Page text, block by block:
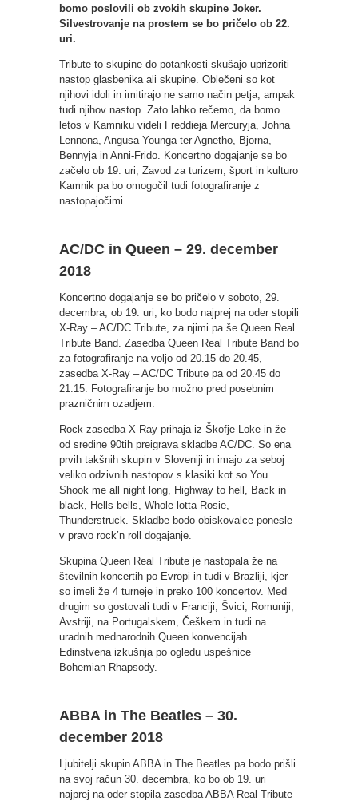
bomo poslovili ob zvokih skupine Joker.
Silvestrovanje na prostem se bo pričelo ob 22.
uri.
Tribute to skupine do potankosti skušajo uprizoriti
nastop glasbenika ali skupine. Oblečeni so kot
njihovi idoli in imitirajo ne samo način petja, ampak
tudi njihov nastop. Zato lahko rečemo, da bomo
letos v Kamniku videli Freddieja Mercuryja, Johna
Lennona, Angusa Younga ter Agnetho, Bjorna,
Bennyja in Anni-Frido. Koncertno dogajanje se bo
začelo ob 19. uri, Zavod za turizem, šport in kulturo
Kamnik pa bo omogočil tudi fotografiranje z
nastopajočimi.
AC/DC in Queen – 29. december
2018
Koncertno dogajanje se bo pričelo v soboto, 29.
decembra, ob 19. uri, ko bodo najprej na oder stopili
X-Ray – AC/DC Tribute, za njimi pa še Queen Real
Tribute Band. Zasedba Queen Real Tribute Band bo
za fotografiranje na voljo od 20.15 do 20.45,
zasedba X-Ray – AC/DC Tribute pa od 20.45 do
21.15. Fotografiranje bo možno pred posebnim
prazničnim ozadjem.
Rock zasedba X-Ray prihaja iz Škofje Loke in že
od sredine 90tih preigrava skladbe AC/DC. So ena
prvih takšnih skupin v Sloveniji in imajo za seboj
veliko odzivnih nastopov s klasiki kot so You
Shook me all night long, Highway to hell, Back in
black, Hells bells, Whole lotta Rosie,
Thunderstruck. Skladbe bodo obiskovalce ponesle
v pravo rock’n roll dogajanje.
Skupina Queen Real Tribute je nastopala že na
številnih koncertih po Evropi in tudi v Brazliji, kjer
so imeli že 4 turneje in preko 100 koncertov. Med
drugim so gostovali tudi v Franciji, Švici, Romuniji,
Avstriji, na Portugalskem, Češkem in tudi na
uradnih mednarodnih Queen konvencijah.
Edinstvena izkušnja po ogledu uspešnice
Bohemian Rhapsody.
ABBA in The Beatles – 30.
december 2018
Ljubitelji skupin ABBA in The Beatles pa bodo prišli
na svoj račun 30. decembra, ko bo ob 19. uri
najprej na oder stopila zasedba ABBA Real Tribute